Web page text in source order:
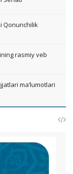
Qonunchilik
rasmiy veb
ma’lumotlari